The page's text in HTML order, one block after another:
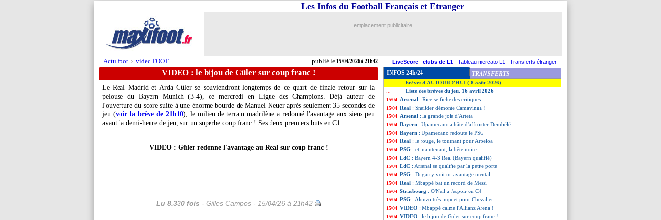
Actu foot > video FOOT publié le15/04/2026 à 21h42
Les Infos du Football Français et Etranger
emplacement publicitaire
LiveScore - clubs de L1 - Tableau mercato L1 - Transferts étranger
VIDEO : le bijou de Güler sur coup franc !
Le Real Madrid et Arda Güler se souviendront longtemps de ce quart de finale retour sur la
pelouse du Bayern Munich (3-4), ce mercredi en Ligue des Champions. Déjà auteur de
l'ouverture du score suite à une énorme bourde de Manuel Neuer après seulement 35 secondes de
jeu (voir la brève de 21h10), le milieu de terrain madrilène a redonné l'avantage aux siens peu
avant la demi-heure de jeu, sur un superbe coup franc ! Ses deux premiers buts en C1.
VIDEO : Güler redonne l'avantage au Real sur coup franc !
Lu 8.330 fois - Gilles Campos - 15/04/26 à 21h42
INFOS 24h/24 TRANSFERTS
brèves d'AUJOURD'HUI ( 8 août 2026)
Liste des brèves du jeu. 16 avril 2026
15/04 Arsenal : Rice se fiche des critiques
15/04 Real : Sneijder démonte Camavinga !
15/04 Arsenal : la grande joie d'Arteta
15/04 Bayern : Upamecano a hâte d'affronter Dembélé
15/04 Bayern : Upamecano redoute le PSG
15/04 Real : le rouge, le tournant pour Arbeloa
15/04 PSG : et maintenant, la bête noire...
15/04 LdC : Bayern 4-3 Real (Bayern qualifié)
15/04 LdC : Arsenal se qualifie par la petite porte
15/04 PSG : Dugarry voit un avantage mental
15/04 Real : Mbappé bat un record de Messi
15/04 Strasbourg : O'Neil a l'espoir en C4
15/04 PSG : Alonzo très inquiet pour Chevalier
15/04 VIDEO : Mbappé calme l'Allianz Arena !
15/04 VIDEO : le bijou de Güler sur coup franc !